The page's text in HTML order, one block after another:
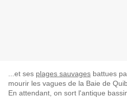
...et ses plages sauvages battues
mourir les vagues de la Baie de
En attendant, on sort l'antique